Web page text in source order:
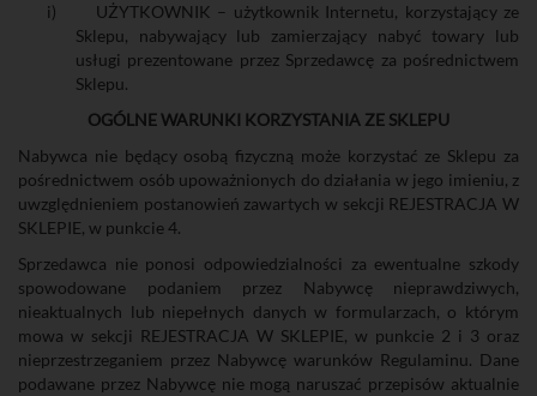
i)
UŻYTKOWNIK – użytkownik Internetu, korzystający ze
Sklepu, nabywający lub zamierzający nabyć towary lub
usługi prezentowane przez Sprzedawcę za pośrednictwem
Sklepu.
OGÓLNE WARUNKI KORZYSTANIA ZE SKLEPU
Nabywca nie będący osobą fizyczną może korzystać ze Sklepu za
pośrednictwem osób upoważnionych do działania w jego imieniu, z
uwzględnieniem postanowień zawartych w sekcji REJESTRACJA W
SKLEPIE, w punkcie 4.
Sprzedawca nie ponosi odpowiedzialności za ewentualne szkody
spowodowane podaniem przez Nabywcę nieprawdziwych,
nieaktualnych lub niepełnych danych w formularzach, o którym
mowa w sekcji REJESTRACJA W SKLEPIE, w punkcie 2 i 3 oraz
nieprzestrzeganiem przez Nabywcę warunków Regulaminu. Dane
podawane przez Nabywcę nie mogą naruszać przepisów aktualnie